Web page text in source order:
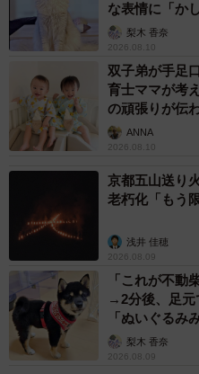
な表情に「か
梨木 香奈
2026.08.10
双子弟が手足
育士ママが考
の頑張りが伝
ANNA
2026.08.10
京都五山送り
老朽化「もう
浅井 佳穂
2026.08.09
「これが不
→2分後、足元
「ぬいぐるみ
梨木 香奈
2026.08.09